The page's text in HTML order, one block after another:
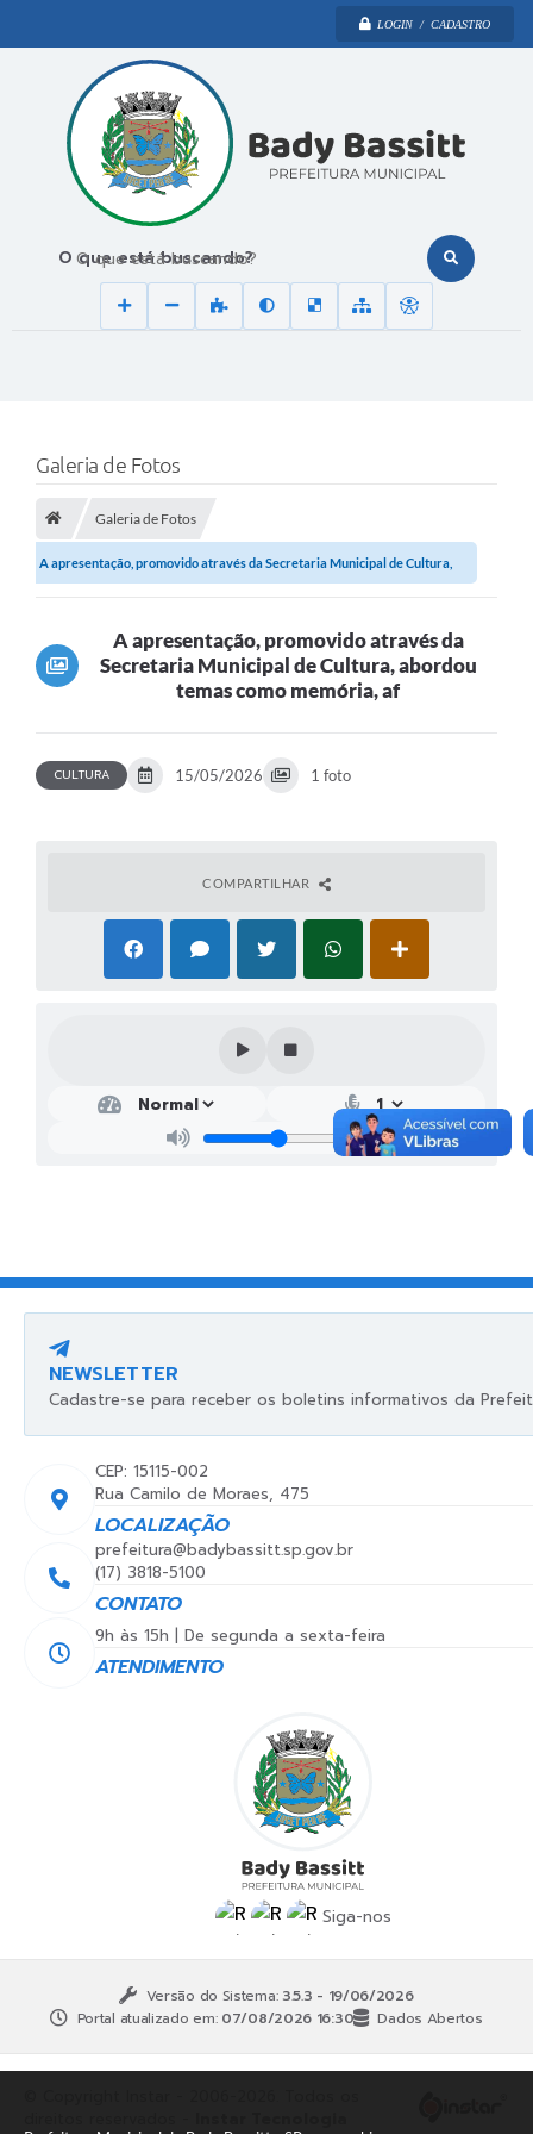
LOGIN / CADASTRO
O que está buscando?
Galeria de Fotos
Galeria de Fotos
A apresentação, promovido através da Secretaria Municipal de Cultura,
A apresentação, promovido através da
Secretaria Municipal de Cultura, abordou
temas como memória, af
CULTURA 15/05/2026 1 foto
COMPARTILHAR
Siga-nos
LOCALIZAÇÃO
Rua Camilo de Moraes, 475
CEP: 15115-002
CONTATO
(17) 3818-5100
prefeitura@badybassitt.sp.gov.br
ATENDIMENTO
9h às 15h | De segunda a sexta-feira
NEWSLETTER
Cadastre-se para receber os boletins informativos da
Versão do Sistema: 3.5.3 - 19/06/2026
Portal atualizado em: 07/08/2026 16:30 Dados Abertos